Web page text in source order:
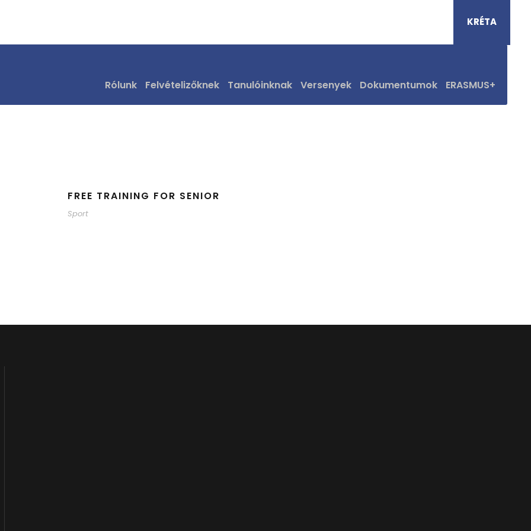
KRÉTA
Rólunk Felvételizőknek Tanulóinknak Versenyek Dokumentumok ERASMUS+
Tag
FREE TRAINING FOR SENIOR
Sport